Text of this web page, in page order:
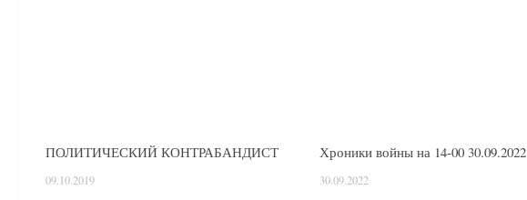
ПОЛИТИЧЕСКИЙ КОНТРАБАНДИСТ
09.10.2019
Хроники войны на 14-00 30.09.2022
30.09.2022